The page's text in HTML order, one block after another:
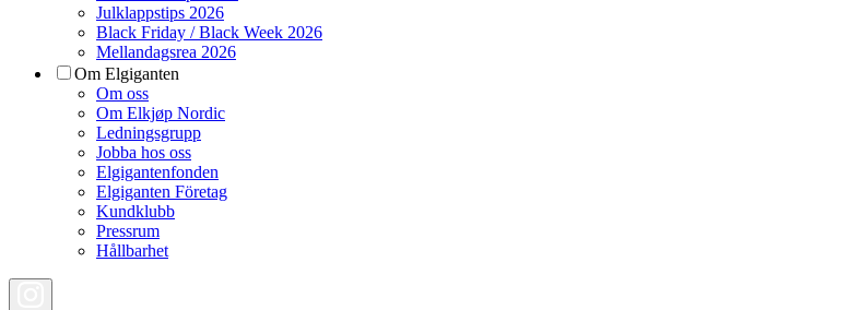
Julklappstips 2026
Black Friday / Black Week 2026
Mellandagsrea 2026
Om Elgiganten
Om oss
Om Elkjøp Nordic
Ledningsgrupp
Jobba hos oss
Elgigantenfonden
Elgiganten Företag
Kundklubb
Pressrum
Hållbarhet